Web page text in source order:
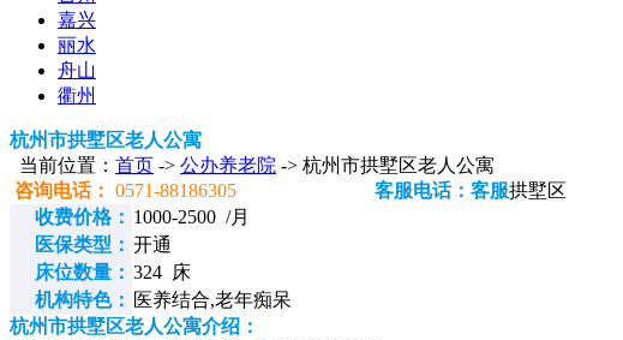
嘉兴
丽水
舟山
衢州
杭州市拱墅区老人公寓
当前位置： 首页 -> 公办养老院 -> 杭州市拱墅区老人公寓
咨询电话： 0571-88186305 客服电话：客服拱墅区
收费价格： 1000-2500 /月
医保类型： 开通
床位数量： 324 床
机构特色： 医养结合,老年痴呆
杭州市拱墅区老人公寓介绍：